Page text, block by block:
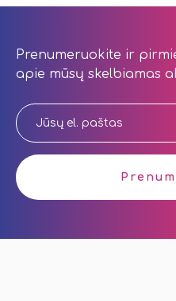
Prenumeruokite ir
apie mūsų skelbiamas